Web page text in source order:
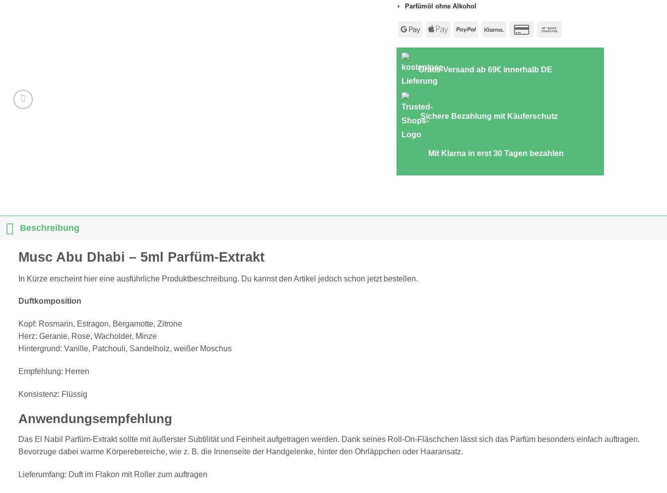
Parfümöl ohne Alkohol
Google Apple
PayPal Klarna
Credit
Gratis-Versand ab 69€ innerhalb DE
Sichere Bezahlung mit Käuferschutz
Mit Klarna in erst 30 Tagen bezahlen
Beschreibung
Musc Abu Dhabi – 5ml Parfüm-Extrakt
In Kürze erscheint hier eine ausführliche Produktbeschreibung. Du kannst den Artikel jedoch schon jetzt bestellen.
Duftkomposition
Kopf: Rosmarin, Estragon, Bergamotte, Zitrone
Herz: Geranie, Rose, Wacholder, Minze
Hintergrund: Vanille, Patchouli, Sandelholz, weißer Moschus
Empfehlung: Herren
Konsistenz: Flüssig
Anwendungsempfehlung
Das El Nabil Parfüm-Extrakt sollte mit äußerster Subtilität und Feinheit aufgetragen werden. Dank seines Roll-On-Fläschchen lässt sich das Parfüm besonders einfach auftragen.
Bevorzuge dabei warme Körperebereiche, wie z. B. die Innenseite der Handgelenke, hinter den Ohrläppchen oder Haaransatz.
Lieferumfang: Duft im Flakon mit Roller zum auftragen